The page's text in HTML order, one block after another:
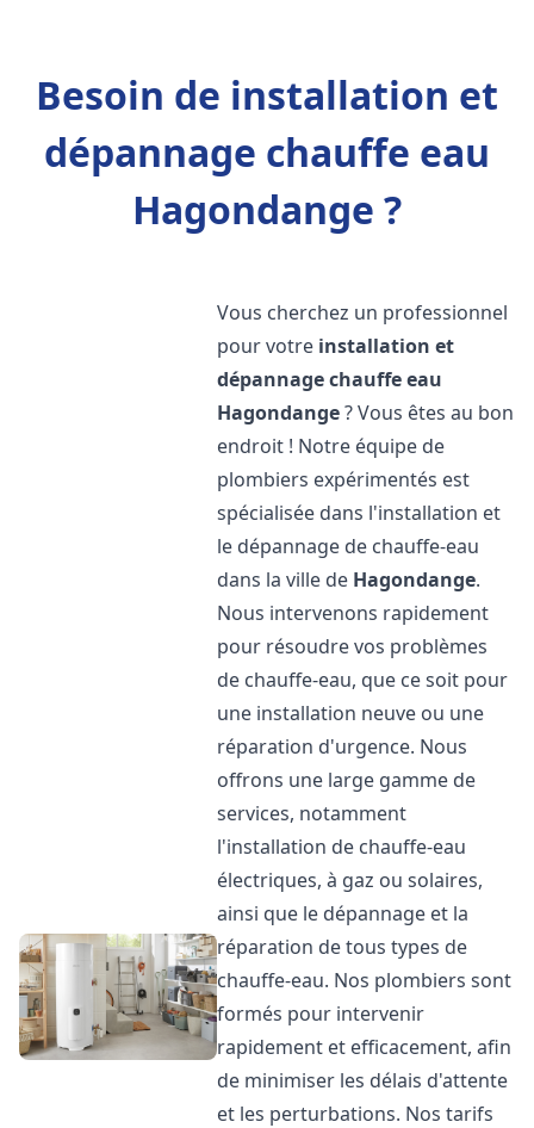
Besoin de installation et
dépannage chauffe eau
Hagondange ?
Vous cherchez un professionnel
pour votre installation et
dépannage chauffe eau
Hagondange? Vous êtes au bon
endroit ! Notre équipe de
plombiers expérimentés est
spécialisée dans l'installation et
le dépannage de chauffe-eau
dans la ville de Hagondange.
Nous intervenons rapidement
pour résoudre vos problèmes
de chauffe-eau, que ce soit pour
une installation neuve ou une
réparation d'urgence. Nous
offrons une large gamme de
services, notamment
l'installation de chauffe-eau
électriques, à gaz ou solaires,
ainsi que le dépannage et la
réparation de tous types de
chauffe-eau. Nos plombiers sont
formés pour intervenir
rapidement et efficacement, afin
de minimiser les délais d'attente
et les perturbations. Nos tarifs